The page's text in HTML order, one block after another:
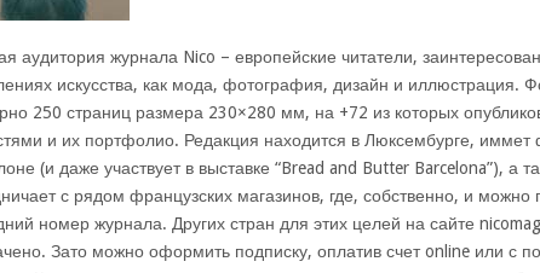
аудитория журнала Nico – европейские читатели,
искусства, как мода, фотография, дизайн и иллюстрация.
250 страниц размера 230×280 мм, на +72 из которых
и их портфолио. Редакция находится в Люксембурге, иммет
(и даже участвует в выставке “Bread and Butter Barcelona”), а
с рядом французских магазинов, где, собственно, и можно
номер журнала. Других стран для этих целей на сайте
Зато можно оформить подписку, оплатив счет online или с